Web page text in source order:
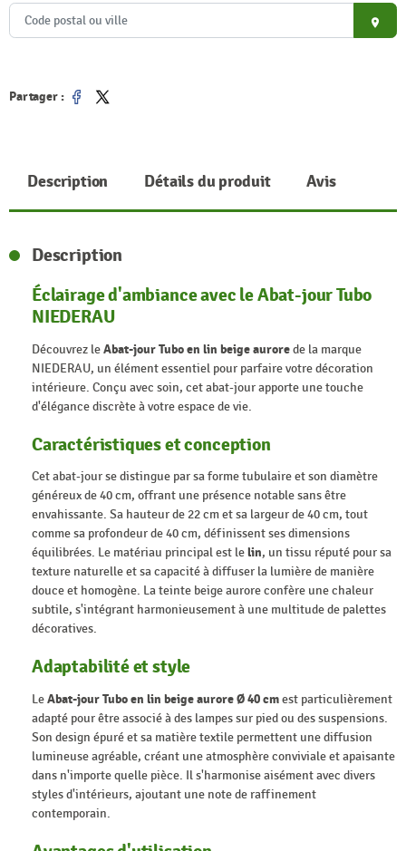
place
Partager :
Partager
Tweet
Description Détails du produit Avis
Description
Éclairage d'ambiance avec le Abat-jour Tubo
NIEDERAU
Découvrez leAbat-jour Tubo en lin beige aurorede la marque
NIEDERAU, un élément essentiel pour parfaire votre décoration
intérieure. Conçu avec soin, cet abat-jour apporte une touche
d'élégance discrète à votre espace de vie.
Caractéristiques et conception
Cet abat-jour se distingue par sa forme tubulaire et son diamètre
généreux de 40 cm, offrant une présence notable sans être
envahissante. Sa hauteur de 22 cm et sa largeur de 40 cm, tout
comme sa profondeur de 40 cm, définissent ses dimensions
équilibrées. Le matériau principal est lelin, un tissu réputé pour sa
texture naturelle et sa capacité à diffuser la lumière de manière
douce et homogène. La teinte beige aurore confère une chaleur
subtile, s'intégrant harmonieusement à une multitude de palettes
décoratives.
Adaptabilité et style
LeAbat-jour Tubo en lin beige aurore Ø 40 cmest particulièrement
adapté pour être associé à des lampes sur pied ou des suspensions.
Son design épuré et sa matière textile permettent une diffusion
lumineuse agréable, créant une atmosphère conviviale et apaisante
dans n'importe quelle pièce. Il s'harmonise aisément avec divers
styles d'intérieurs, ajoutant une note de raffinement
contemporain.